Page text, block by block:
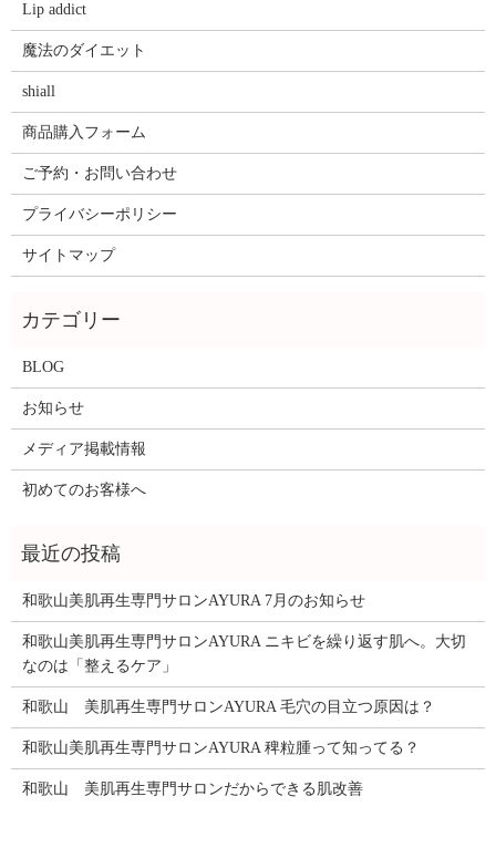
Lip addict
魔法のダイエット
shiall
商品購入フォーム
ご予約・お問い合わせ
プライバシーポリシー
サイトマップ
BLOG
お知らせ
メディア掲載情報
初めてのお客様へ
和歌山美肌再生専門サロンAYURA 7月のお知らせ
和歌山美肌再生専門サロンAYURA ニキビを繰り返す肌へ。大切
なのは「整えるケア」
和歌山 美肌再生専門サロンAYURA 毛穴の目立つ原因は？
和歌山美肌再生専門サロンAYURA 稗粒腫って知ってる？
和歌山 美肌再生専門サロンだからできる肌改善